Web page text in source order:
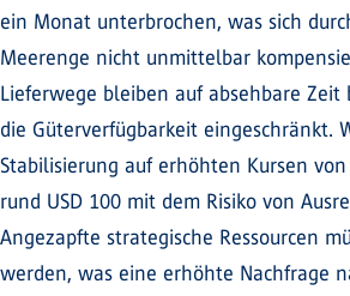
ein Monat unterbrochen, was sich
Meerenge nicht unmittelbar
Lieferwege bleiben auf absehbare
die Güterverfügbarkeit eingeschränkt.
Stabilisierung auf erhöhten Kursen
rund USD 100 mit dem Risiko von
Angezapfte strategische Ressourcen
werden, was eine erhöhte Nachfrage